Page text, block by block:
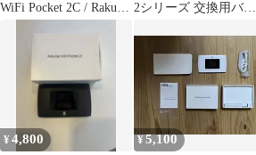
WiFi Pocket 2C / Rakuten
バッテリー ZTE 3.85V
2800mAh 1個
2シリーズ 交換用バッ
¥4,800 ¥5,100